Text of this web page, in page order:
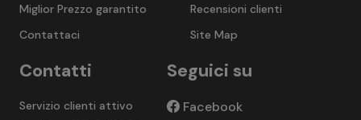
Recensioni clienti
Site Map
Miglior Prezzo garantito
Contattaci
Contatti
Servizio clienti attivo
Seguici su
Facebook